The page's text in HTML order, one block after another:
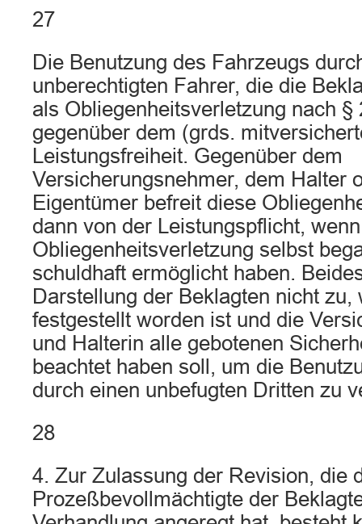
27
Die Benutzung des Fahrzeugs
unberechtigten Fahrer, die die
als Obliegenheitsverletzung nach §
gegenüber dem (grds.
Leistungsfreiheit. Gegenüber dem
Versicherungsnehmer, dem Halter
Eigentümer befreit diese
dann von der Leistungspflicht,
Obliegenheitsverletzung selbst
schuldhaft ermöglicht haben.
Darstellung der Beklagten nicht
festgestellt worden ist und die
und Halterin alle gebotenen
beachtet haben soll, um die
durch einen unbefugten Dritten zu
28
4. Zur Zulassung der Revision, die
Prozeßbevollmächtigte der